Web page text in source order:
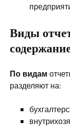
Виды
По видам
разделяют на: